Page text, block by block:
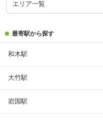
エリア一覧
最寄駅から探す
和木駅
大竹駅
岩国駅